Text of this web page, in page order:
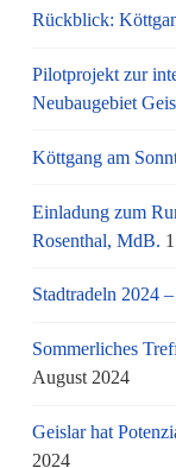
Rückblick:
Pilotprojekt zur
Neubaugebiet
Köttgang am
Einladung zum
Rosenthal, MdB.
Stadtradeln 2024
Sommerliches
August 2024
Geislar hat
2024